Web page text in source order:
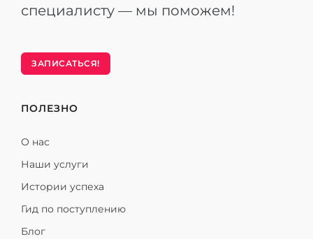
специалисту — мы поможем!
ЗАПИСАТЬСЯ!
ПОЛЕЗНО
О нас
Наши услуги
Истории успеха
Гид по поступлению
Блог